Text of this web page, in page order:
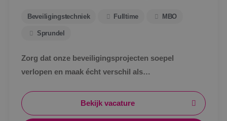
Beveiligingstechniek Fulltime MBO
Sprundel
Zorg dat onze beveiligingsprojecten soepel
verlopen en maak écht verschil als
Bekijk vacature